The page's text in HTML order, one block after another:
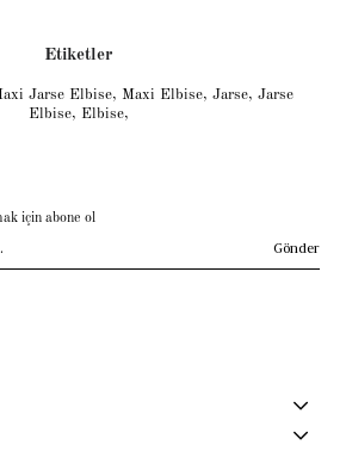
Etiketler
Jarse Elbise, Maxi Elbise, Jarse, Jarse
Elbise, Elbise,
için abone ol
Gönder